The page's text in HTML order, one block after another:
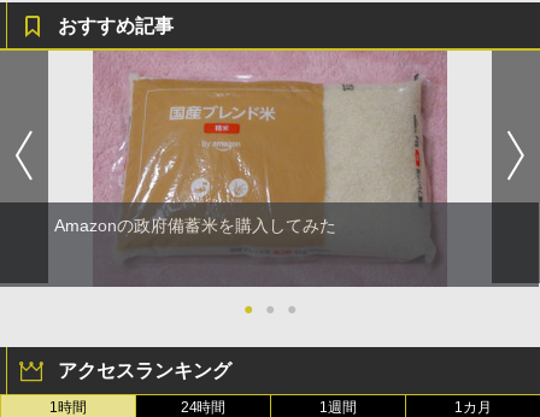
おすすめ記事
Amazonの政府備蓄米を購入してみた
● ● ●
アクセスランキング
1時間 24時間 1週間 1カ月